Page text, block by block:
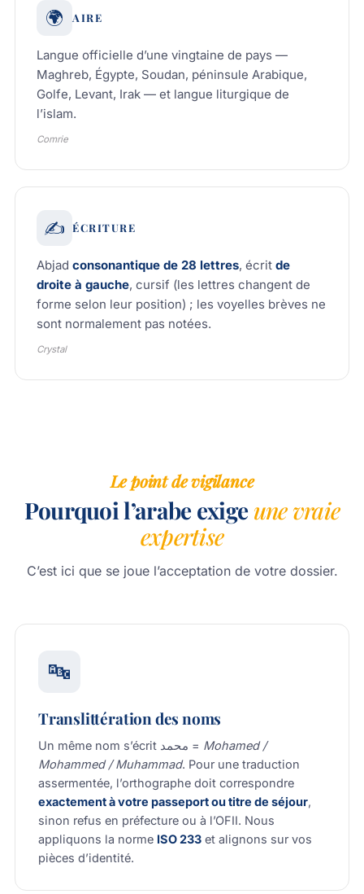
🌍 AIRE
Langue officielle d’une vingtaine de pays —
Maghreb, Égypte, Soudan, péninsule Arabique,
Golfe, Levant, Irak — et langue liturgique de
l’islam.
Comrie
✍️ ÉCRITURE
Abjad consonantique de 28 lettres, écrit de
droite à gauche, cursif (les lettres changent de
forme selon leur position) ; les voyelles brèves ne
sont normalement pas notées.
Crystal
Le point de vigilance
Pourquoi l’arabe exigeune vraie
expertise
C’est ici que se joue l’acceptation de votre dossier.
🔤
Translittération des noms
Un même nom s’écrit محمد = Mohamed /
Mohammed / Muhammad. Pour une traduction
assermentée, l’orthographe doit correspondre
exactement à votre passeport ou titre de séjour,
sinon refus en préfecture ou à l’OFII. Nous
appliquons la norme ISO 233 et alignons sur vos
pièces d’identité.